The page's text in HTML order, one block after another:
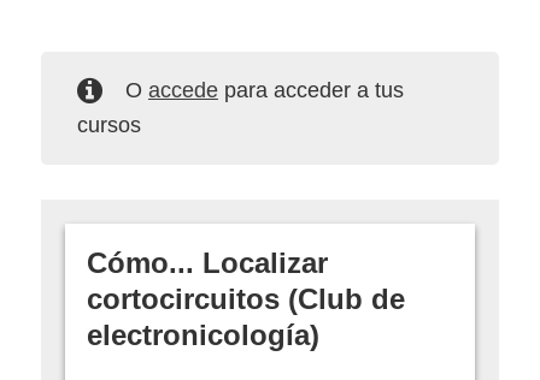
O accedepara acceder a tus
cursos
Cómo... Localizar
cortocircuitos (Club de
electronicología)